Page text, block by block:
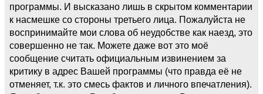
программы. И высказано лишь в скрытом комментарии
к насмешке со стороны третьего лица. Пожалуйста не
воспринимайте мои слова об неудобстве как наезд, это
совершенно не так. Можете даже вот это моё
сообщение считать официальным извинением за
критику в адрес Вашей программы (что правда её не
отменяет, т.к. это смесь фактов и личного впечатления).